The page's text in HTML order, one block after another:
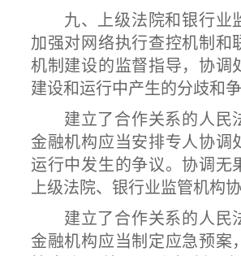
九、上级法院和银行业
加强对网络执行查控机制和
机制建设的监督指导，协调
建设和运行中产生的分歧和争
建立了合作关系的人民
金融机构应当安排专人协调
运行中发生的争议。协调无
上级法院、银行业监管机构协
建立了合作关系的人民
金融机构应当制定应急预案